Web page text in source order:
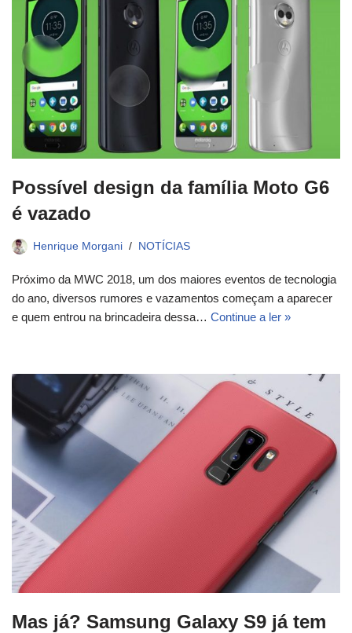
Possível design da família Moto G6
é vazado
Henrique Morgani NOTÍCIAS
Próximo da MWC 2018, um dos maiores eventos de tecnologia
do ano, diversos rumores e vazamentos começam a aparecer
e quem entrou na brincadeira dessa… Continue a ler »
Mas já? Samsung Galaxy S9 já tem